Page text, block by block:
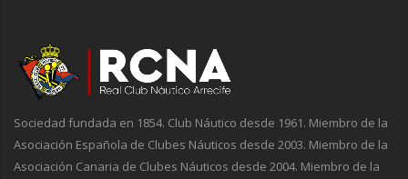
Sociedad fundada en 1854. Club Náutico desde 1961. Miembro de la
Asociación Española de Clubes Náuticos desde 2003. Miembro de la
Asociación Canaria de Clubes Náuticos desde 2004. Miembro de la